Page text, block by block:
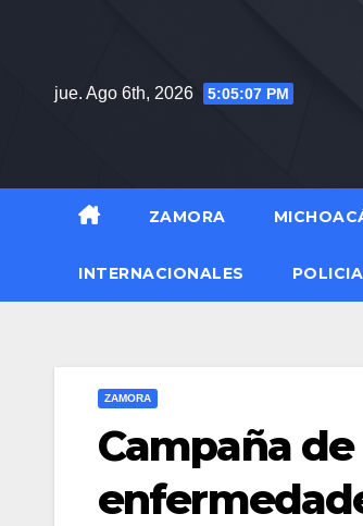
jue. Ago 6th, 2026 5:05:08 PM
ZAMORA
INTERNACIONALES
ZAMORA
Campaña